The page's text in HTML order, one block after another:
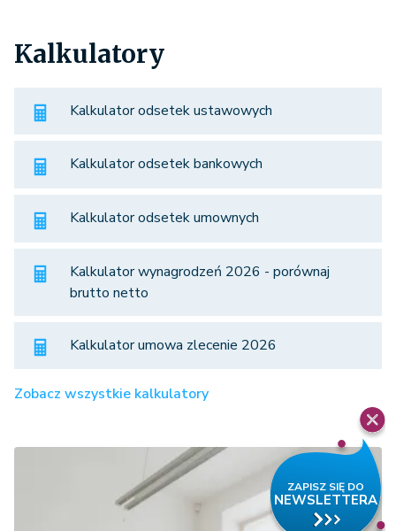
Kalkulatory
Kalkulator odsetek ustawowych
Kalkulator odsetek bankowych
Kalkulator odsetek umownych
Kalkulator wynagrodzeń 2026 - porównaj
brutto netto
Kalkulator umowa zlecenie 2026
Zobacz wszystkie kalkulatory